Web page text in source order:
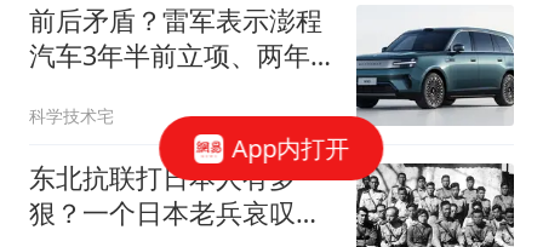
前后矛盾？雷军表示澎程
汽车3年半前立项、两年
科学技术宅
东北抗联打日本人有多
狠？一个日本老兵哀叹：
App内打开